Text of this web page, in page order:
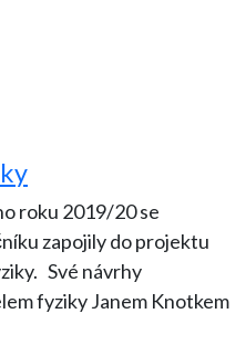
roku 2019/20 se
zapojily do projektu
Své návrhy
fyziky Janem Knotkem